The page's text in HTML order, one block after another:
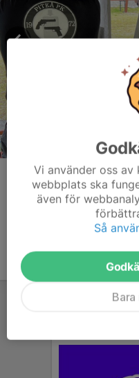
Kommentarer
Vi använder oss
webbplats ska
även för
Så
Bara